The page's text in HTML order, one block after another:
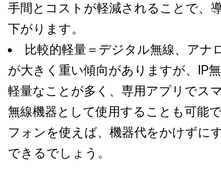
手間とコストが軽減されることで、
下がります。
比較的軽量＝デジタル無線、アナ
が大きく重い傾向がありますが、IP
軽量なことが多く、専用アプリでス
無線機器として使用することも可能
フォンを使えば、機器代をかけずに
できるでしょう。